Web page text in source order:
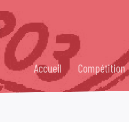
Accueil Compétition